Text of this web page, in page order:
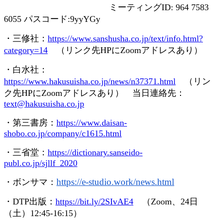
ミーティングID: 964 7583
6055 パスコード:9yyYGy
・三修社： https://www.sanshusha.co.jp/text/info.html?
category=14 （リンク先HPにZoomアドレスあり）
・白水社：
https://www.hakusuisha.co.jp/news/n37371.html （リン
ク先HPにZoomアドレスあり） 当日連絡先：
text@hakusuisha.co.jp
・第三書房： https://www.daisan-
shobo.co.jp/company/c1615.html
・三省堂： https://dictionary.sanseido-
publ.co.jp/sjllf_2020
・ボンサマ： https://e-studio.work/news.html
・ DTP出版： https://bit.ly/2SIvAE4 （Zoom、 24 日
（土） 12:45-16:15）